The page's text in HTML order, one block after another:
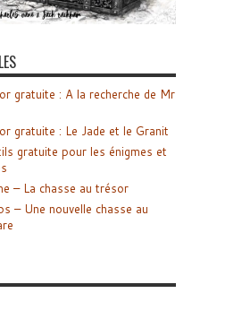
gratuite : A la recherche de Mr
gratuite : Le Jade et le Granit
gratuite pour les énigmes et
– La chasse au trésor
– Une nouvelle chasse au